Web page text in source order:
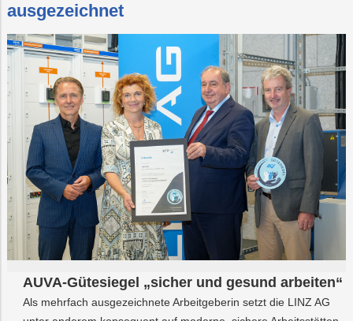
ausgezeichnet
AUVA-Gütesiegel „sicher und gesund arbeiten“
Als mehrfach ausgezeichnete Arbeitgeberin setzt die LINZ AG